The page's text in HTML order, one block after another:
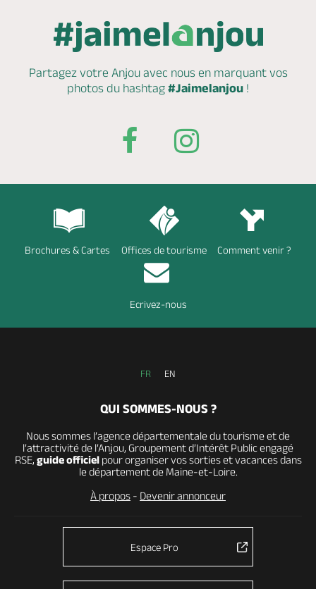
Partagez votre Anjou avec nous en marquantvos
photos du hashtag #Jaimelanjou !
Brochures & Cartes Offices de tourisme Comment venir ?
Ecrivez-nous
FR EN
QUI SOMMES-NOUS ?
Nous sommes l’agence départementale du tourisme et de
l’attractivité de l’Anjou, Groupement d’Intérêt Public engagé
RSE, guide officielpour organiser vos sorties et vacances dans
le département de Maine-et-Loire.
À propos - Devenir annonceur
Espace Pro